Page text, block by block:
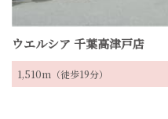
ウエルシア 千葉高津戸店
1,510m（徒歩19分）